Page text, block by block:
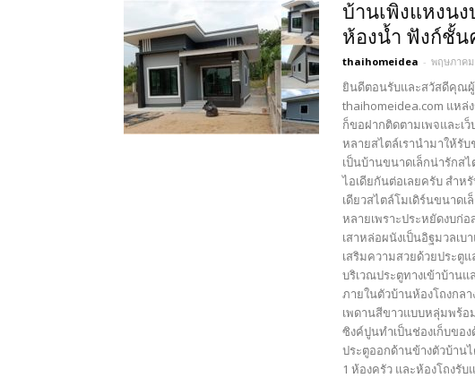
บ้านเพิงแหงน
ห้องน้ำ ฟังก์ชั้น
thaihomeidea - พฤษภาคม
ยินดีตอนรับและสวัสดีคุณ
thaihomeidea.com แหล่
ก็ขอฝากติดตามเพจและเ
หลายสไตล์เรานำมาให้รั
เป็นบ้านขนาดเล็กน่ารักส
ไอเดียกันต่อเลยครับ สำ
เดียวสไตล์โมเดิร์นขนาด
หลายเพราะประหยัดงบก่อ
เสาหล่อผนังเป็นอิฐมวลเ
เสริมความสวยด้วยประตู
บริเวณประตูทางเข้าบ้าน
ภายในตัวบ้านห้องโถงกล
เพดานสีขาวแบบหลุ่มพร้อ
ซิงค์ปูนทำเป็นช่องเก็บขอ
ประตูออกด้านข้างตัวบ้าน
1 ห้องครัว และห้องโถงรั